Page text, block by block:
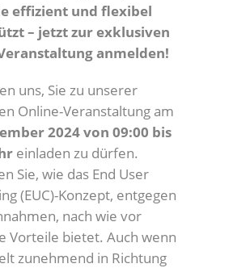
effizient und flexibel
– jetzt zur exklusiven
anmelden!
uns, Sie zu unserer
Online-Veranstaltung am
2024 von 09:00 bis
einladen zu dürfen.
Sie, wie das End User
(EUC)-Konzept, entgegen
nach wie vor
Vorteile bietet. Auch wenn
zunehmend in Richtung